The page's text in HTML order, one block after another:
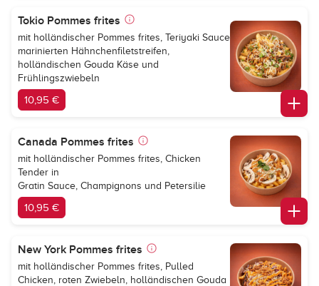
Tokio Pommes frites
mit holländischer Pommes frites, Teriyaki Sauce
marinierten Hähnchenfiletstreifen,
holländischen Gouda Käse und
Frühlingszwiebeln
10,95 €
Canada Pommes frites
mit holländischer Pommes frites, Chicken
Tender in
Gratin Sauce, Champignons und Petersilie
10,95 €
New York Pommes frites
mit holländischer Pommes frites, Pulled
Chicken, roten Zwiebeln, holländischen Gouda